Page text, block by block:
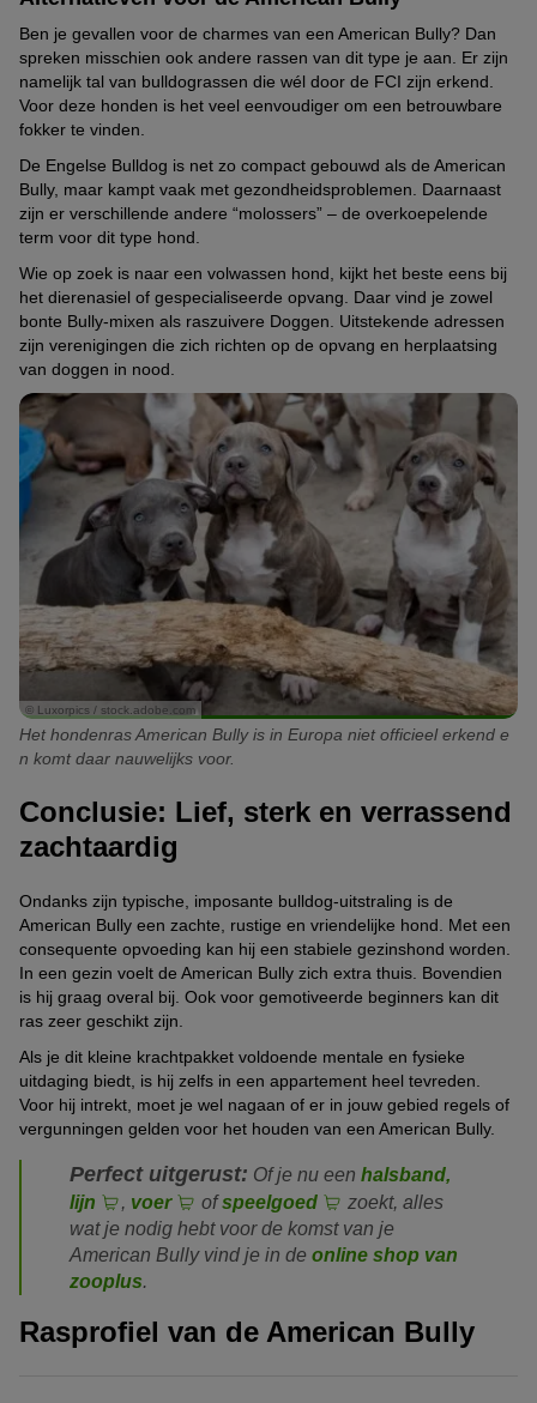
Ben je gevallen voor de charmes van een American Bully? Dan
spreken misschien ook andere rassen van dit type je aan. Er zijn
namelijk tal van bulldograssen die wél door de FCI zijn erkend.
Voor deze honden is het veel eenvoudiger om een betrouwbare
fokker te vinden.
De Engelse Bulldog is net zo compact gebouwd als de American
Bully, maar kampt vaak met gezondheidsproblemen. Daarnaast
zijn er verschillende andere “molossers” – de overkoepelende
term voor dit type hond.
Wie op zoek is naar een volwassen hond, kijkt het beste eens bij
het dierenasiel of gespecialiseerde opvang. Daar vind je zowel
bonte Bully-mixen als raszuivere Doggen. Uitstekende adressen
zijn verenigingen die zich richten op de opvang en herplaatsing
van doggen in nood.
© Luxorpics / stock.adobe.com
Het hondenras American Bully is in Europa niet officieel erkend e
n komt daar nauwelijks voor.
Conclusie: Lief, sterk en verrassend
zachtaardig
Ondanks zijn typische, imposante bulldog-uitstraling is de
American Bully een zachte, rustige en vriendelijke hond. Met een
consequente opvoeding kan hij een stabiele gezinshond worden.
In een gezin voelt de American Bully zich extra thuis. Bovendien
is hij graag overal bij. Ook voor gemotiveerde beginners kan dit
ras zeer geschikt zijn.
Als je dit kleine krachtpakket voldoende mentale en fysieke
uitdaging biedt, is hij zelfs in een appartement heel tevreden.
Voor hij intrekt, moet je wel nagaan of er in jouw gebied regels of
vergunningen gelden voor het houden van een American Bully.
Perfect uitgerust: Of je nu een halsband,
lijn
, voer ofspeelgoed
zoekt, alles
wat je nodig hebt voor de komst van je
American Bully vind je in de online shop van
zooplus.
Rasprofiel van de American Bully